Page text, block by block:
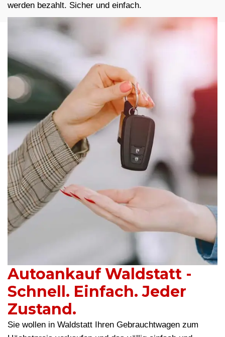
werden bezahlt. Sicher und einfach.
Autoankauf Waldstatt -
Schnell. Einfach. Jeder
Zustand.
Sie wollen in Waldstatt Ihren Gebrauchtwagen zum